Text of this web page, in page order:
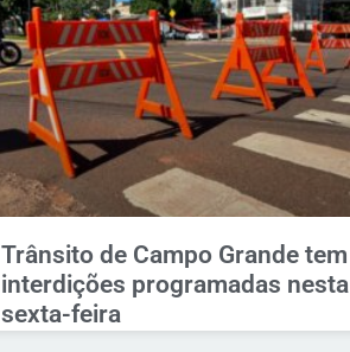
Trânsito de Campo Grande tem
interdições programadas nesta
sexta-feira